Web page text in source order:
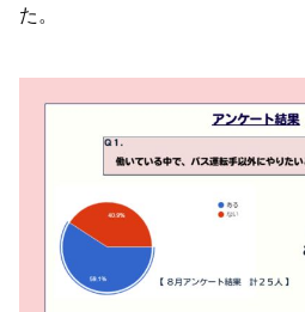
た。